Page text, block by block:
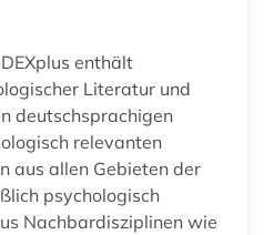
aristoteles | philosoph; lehrer (1)
enthält
Literatur und
deutschsprachigen
relevanten
aus allen Gebieten der
psychologisch
Nachbardisziplinen wie